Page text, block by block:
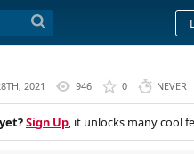
2021 946 0 NEVER
Sign Up, it unlocks many cool